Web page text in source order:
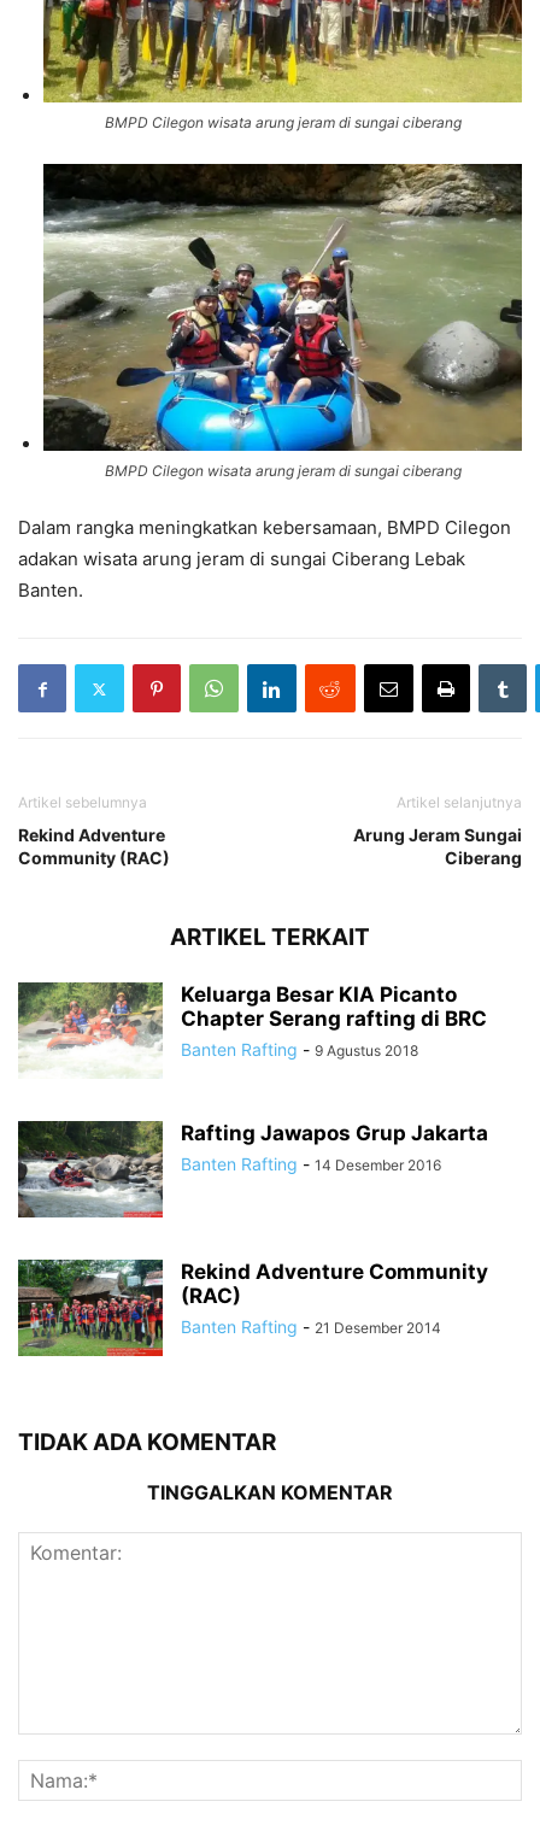
BMPD Cilegon wisata arung jeram di sungai ciberang
BMPD Cilegon wisata arung jeram di sungai ciberang
Dalam rangka meningkatkan kebersamaan, BMPD Cilegon
adakan wisata arung jeram di sungai Ciberang Lebak
Banten.
Artikel sebelumnya
Rekind Adventure
Community (RAC)
Artikel selanjutnya
Arung Jeram Sungai
Ciberang
ARTIKEL TERKAIT
Keluarga Besar KIA Picanto
Chapter Serang rafting di BRC
Banten Rafting - 9 Agustus 2018
Rafting Jawapos Grup Jakarta
Banten Rafting - 14 Desember 2016
Rekind Adventure Community
(RAC)
Banten Rafting - 21 Desember 2014
TIDAK ADA KOMENTAR
TINGGALKAN KOMENTAR